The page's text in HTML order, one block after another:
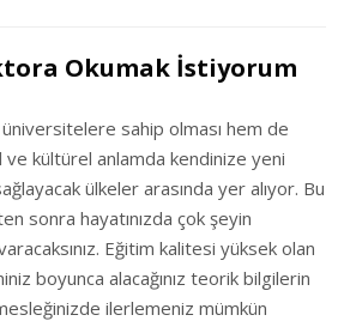
Okumak İstiyorum
sahip olması hem de
kültürel anlamda kendinize yeni
ülkeler arasında yer alıyor. Bu
sonra hayatınızda çok şeyin
Eğitim kalitesi yüksek olan
boyunca alacağınız teorik bilgilerin
ilerlemeniz mümkün